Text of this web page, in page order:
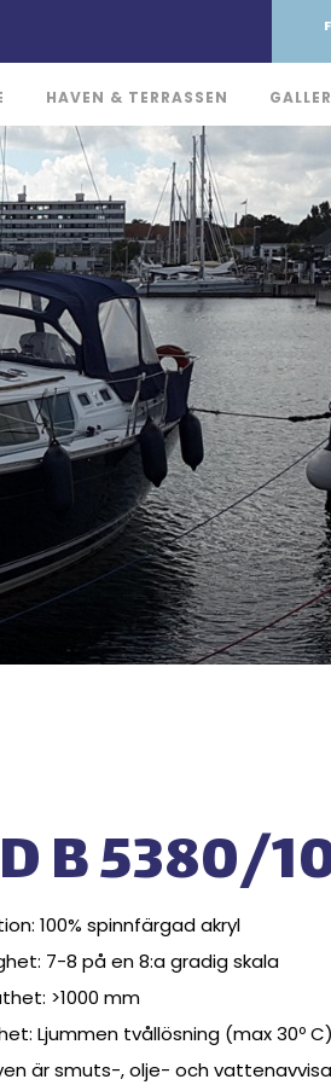
HAVEN & TERRASSEN
B 5380/
100% spinnfärgad akryl
7-8 på en 8:a gradig skala
>1000 mm
Ljummen tvållösning (max 30º C)
är smuts-, olje- och